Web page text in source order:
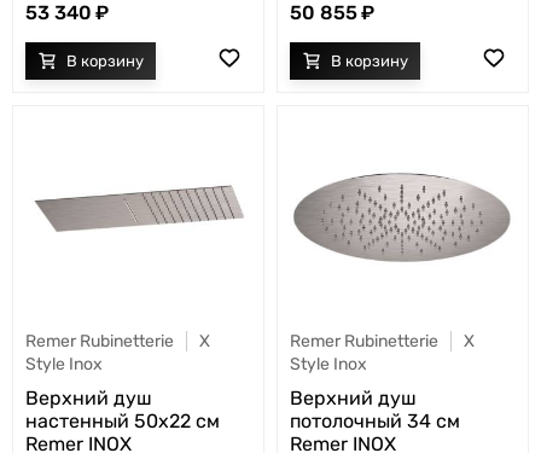
53 340 50 855
Remer Rubinetterie
X
Style Inox
Верхний душ
настенный 50x22 см
Remer INOX
Remer Rubinetterie
X
Style Inox
Верхний душ
потолочный 34 см
Remer INOX